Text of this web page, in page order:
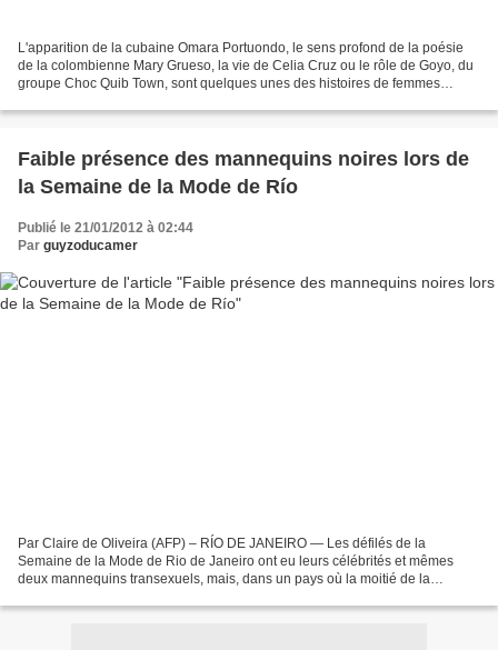
L'apparition de la cubaine Omara Portuondo, le sens profond de la poésie
de la colombienne Mary Grueso, la vie de Celia Cruz ou le rôle de Goyo, du
groupe Choc Quib Town, sont quelques unes des histoires de femmes
Faible présence des mannequins noires lors de
la Semaine de la Mode de Río
Publié le 21/01/2012 à 02:44
Par guyzoducamer
Par Claire de Oliveira (AFP) – RÍO DE JANEIRO — Les défilés de la
Semaine de la Mode de Rio de Janeiro ont eu leurs célébrités et mêmes
deux mannequins transexuels, mais, dans un pays où la moitié de la